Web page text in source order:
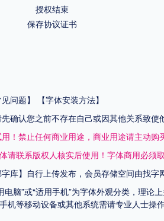
授权结束
保存协议证书
问题】
【字体安装方法】
确认您之前不存在自己或因其他关系致使
！禁止任何商业用途，商业用途请主动购
请联系版权人核实后使用！字体商用必须
库】自行上传发布，会员存储空间由找
脑”或“适用手机”为字体外观分类，理论
机等移动设备或其他系统需请专业人士